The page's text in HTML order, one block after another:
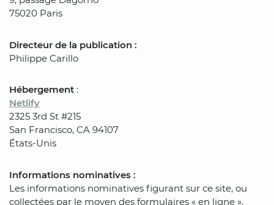
75020 Paris
Directeur de la publication :
Philippe Carillo
Hébergement :
Netlify
2325 3rd St #215
San Francisco, CA 94107
États-Unis
Informations nominatives :
Les informations nominatives figurant sur ce site, ou
collectées par le moyen des formulaires « en ligne »,